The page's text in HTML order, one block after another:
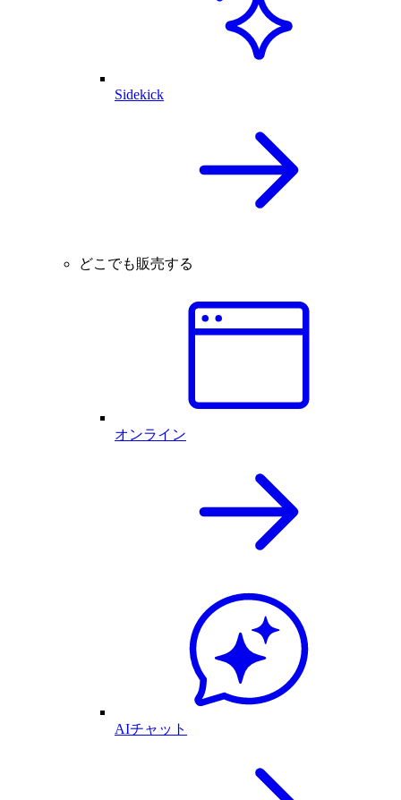
Sidekick
どこでも販売する
オンライン
AIチャット